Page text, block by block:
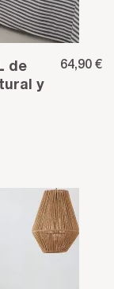
de
y
64,90 €